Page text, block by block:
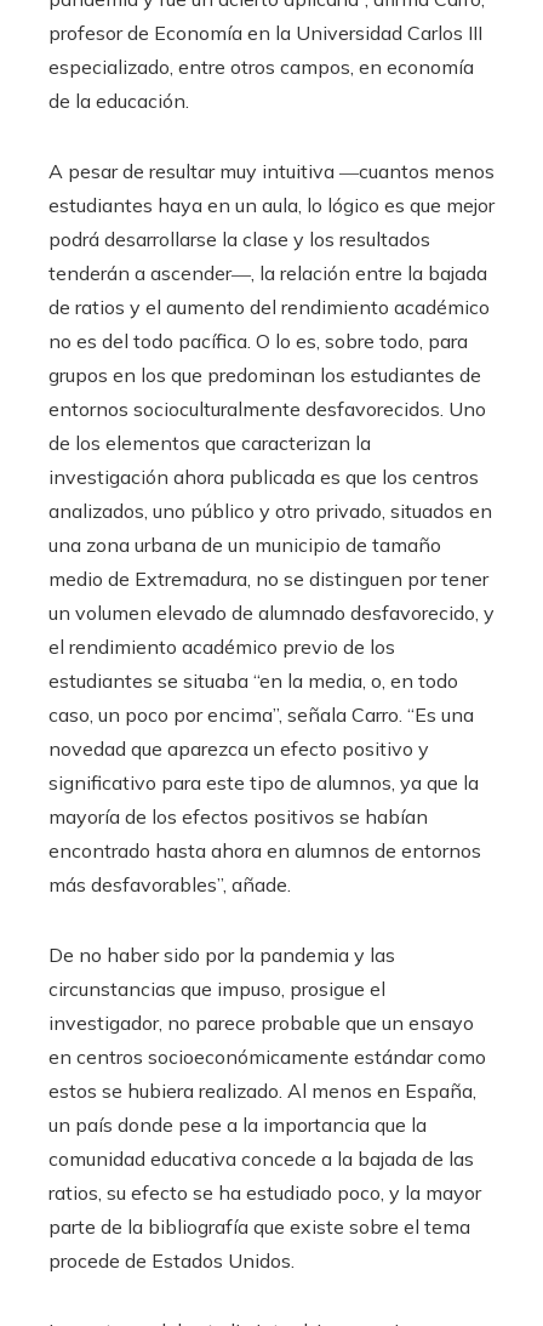
profesor de Economía en la Universidad Carlos III
especializado, entre otros campos, en economía
de la educación.
A pesar de resultar muy intuitiva ―cuantos menos
estudiantes haya en un aula, lo lógico es que mejor
podrá desarrollarse la clase y los resultados
tenderán a ascender―, la relación entre la bajada
de ratios y el aumento del rendimiento académico
no es del todo pacífica. O lo es, sobre todo, para
grupos en los que predominan los estudiantes de
entornos socioculturalmente desfavorecidos. Uno
de los elementos que caracterizan la
investigación ahora publicada es que los centros
analizados, uno público y otro privado, situados en
una zona urbana de un municipio de tamaño
medio de Extremadura, no se distinguen por tener
un volumen elevado de alumnado desfavorecido, y
el rendimiento académico previo de los
estudiantes se situaba “en la media, o, en todo
caso, un poco por encima”, señala Carro. “Es una
novedad que aparezca un efecto positivo y
significativo para este tipo de alumnos, ya que la
mayoría de los efectos positivos se habían
encontrado hasta ahora en alumnos de entornos
más desfavorables”, añade.
De no haber sido por la pandemia y las
circunstancias que impuso, prosigue el
investigador, no parece probable que un ensayo
en centros socioeconómicamente estándar como
estos se hubiera realizado. Al menos en España,
un país donde pese a la importancia que la
comunidad educativa concede a la bajada de las
ratios, su efecto se ha estudiado poco, y la mayor
parte de la bibliografía que existe sobre el tema
procede de Estados Unidos.